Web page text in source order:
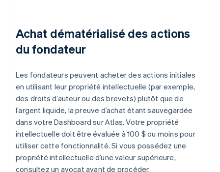
Achat dématérialisé des actions
du fondateur
Les fondateurs peuvent acheter des actions initiales
en utilisant leur propriété intellectuelle (par exemple,
des droits d’auteur ou des brevets) plutôt que de
l’argent liquide, la preuve d’achat étant sauvegardée
dans votre Dashboard sur Atlas. Votre propriété
intellectuelle doit être évaluée à 100 $ ou moins pour
utiliser cette fonctionnalité. Si vous possédez une
propriété intellectuelle d’une valeur supérieure,
consultez un avocat avant de procéder.